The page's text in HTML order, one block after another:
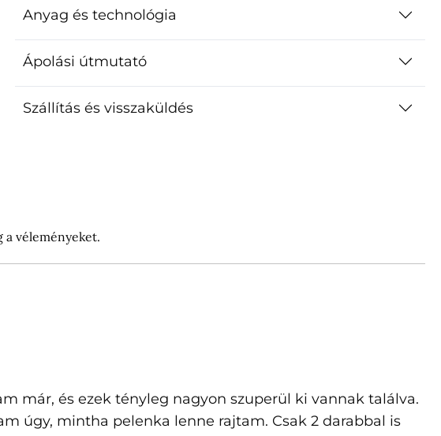
Anyag és technológia
Ápolási útmutató
Szállítás és visszaküldés
a véleményeket.
már, és ezek tényleg nagyon szuperül ki vannak találva.
úgy, mintha pelenka lenne rajtam. Csak 2 darabbal is